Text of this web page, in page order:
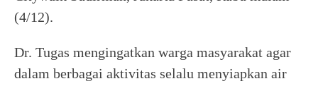
(4/12).
Dr. Tugas mengingatkan warga masyarakat agar
dalam berbagai aktivitas selalu menyiapkan air